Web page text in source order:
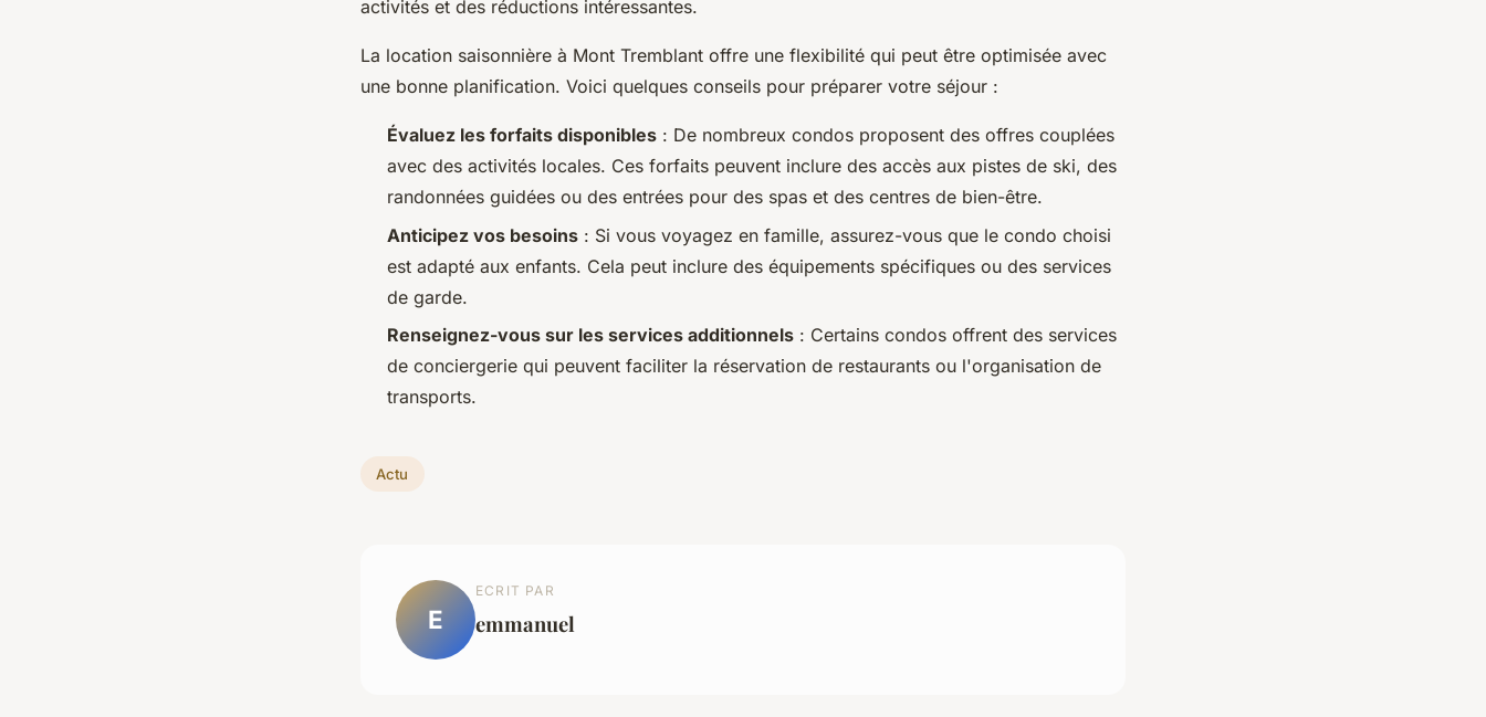
activités et des réductions intéressantes.
La location saisonnière à Mont Tremblant offre une flexibilité qui peut être optimisée avec
une bonne planification. Voici quelques conseils pour préparer votre séjour :
Évaluez les forfaits disponibles : De nombreux condos proposent des offres couplées
avec des activités locales. Ces forfaits peuvent inclure des accès aux pistes de ski, des
randonnées guidées ou des entrées pour des spas et des centres de bien-être.
Anticipez vos besoins : Si vous voyagez en famille, assurez-vous que le condo choisi
est adapté aux enfants. Cela peut inclure des équipements spécifiques ou des services
de garde.
Renseignez-vous sur les services additionnels : Certains condos offrent des services
de conciergerie qui peuvent faciliter la réservation de restaurants ou l'organisation de
transports.
Actu
E
ECRIT PAR
emmanuel